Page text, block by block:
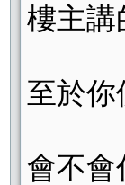
樓主講
至於你
會不會